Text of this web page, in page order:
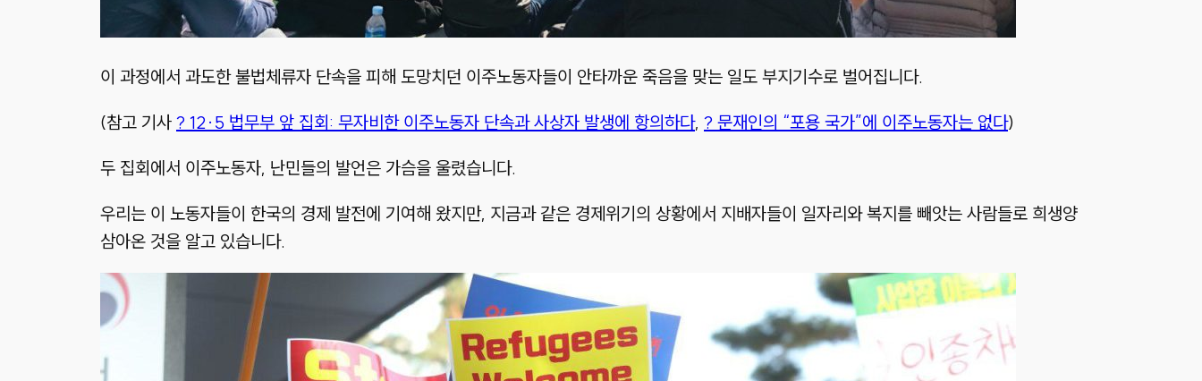
이 과정에서 과도한 불법체류자 단속을 피해 도망치던 이주노동자들이 안타까운 죽음을 맞는 일도 부지기수로 벌어집니다.
(참고 기사 ? 12·5 법무부 앞 집회: 무자비한 이주노동자 단속과 사상자 발생에 항의하다, ? 문재인의 “포용 국가”에 이주노동자는 없다)
두 집회에서 이주노동자, 난민들의 발언은 가슴을 울렸습니다.
우리는 이 노동자들이 한국의 경제 발전에 기여해 왔지만, 지금과 같은 경제위기의 상황에서 지배자들이 일자리와 복지를 빼앗는 사람들로 희생양
삼아온 것을 알고 있습니다.